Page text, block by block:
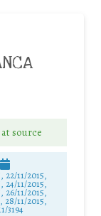
source
22/11/2015,
24/11/2015,
26/11/2015,
28/11/2015,
3194